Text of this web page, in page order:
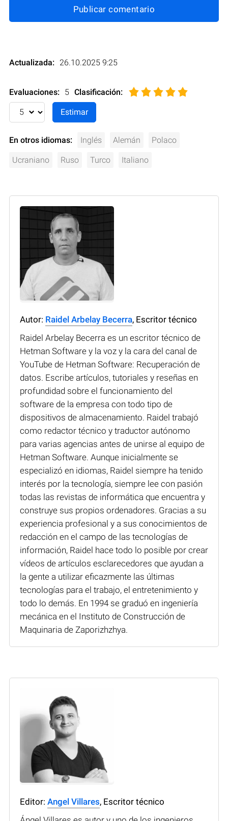
Publicar comentario
Actualizada: 26.10.2025 9:25
Evaluaciones: 5 Clasificación:
En otros idiomas: Inglés Alemán Polaco
Ucraniano Ruso Turco Italiano
Autor: Raidel Arbelay Becerra, Escritor técnico
Raidel Arbelay Becerra es un escritor técnico de
Hetman Software y la voz y la cara del canal de
YouTube de Hetman Software: Recuperación de
datos. Escribe artículos, tutoriales y reseñas en
profundidad sobre el funcionamiento del
software de la empresa con todo tipo de
dispositivos de almacenamiento. Raidel trabajó
como redactor técnico y traductor autónomo
para varias agencias antes de unirse al equipo de
Hetman Software. Aunque inicialmente se
especializó en idiomas, Raidel siempre ha tenido
interés por la tecnología, siempre lee con pasión
todas las revistas de informática que encuentra y
construye sus propios ordenadores. Gracias a su
experiencia profesional y a sus conocimientos de
redacción en el campo de las tecnologías de
información, Raidel hace todo lo posible por crear
vídeos de artículos esclarecedores que ayudan a
la gente a utilizar eficazmente las últimas
tecnologías para el trabajo, el entretenimiento y
todo lo demás. En 1994 se graduó en ingeniería
mecánica en el Instituto de Construcción de
Maquinaria de Zaporizhzhya.
Editor: Angel Villares, Escritor técnico